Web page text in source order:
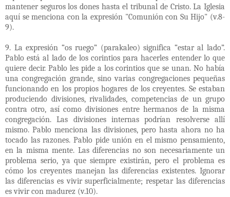
mantener seguros los dones hasta el tribunal de Cristo. La Iglesia
aquí se menciona con la expresión "Comunión con Su Hijo" (v.8-
9).
9. La expresión “os ruego” (parakaleo) significa “estar al lado”.
Pablo está al lado de los corintios para hacerles entender lo que
quiere decir. Pablo les pide a los corintios que se unan. No había
una congregación grande, sino varias congregaciones pequeñas
funcionando en los propios hogares de los creyentes. Se estaban
produciendo divisiones, rivalidades, competencias de un grupo
contra otro, así como divisiones entre hermanos de la misma
congregación. Las divisiones internas podrían resolverse allí
mismo. Pablo menciona las divisiones, pero hasta ahora no ha
tocado las razones. Pablo pide unión en el mismo pensamiento,
en la misma mente. Las diferencias no son necesariamente un
problema serio, ya que siempre existirán, pero el problema es
cómo los creyentes manejan las diferencias existentes. Ignorar
las diferencias es vivir superficialmente; respetar las diferencias
es vivir con madurez (v.10).